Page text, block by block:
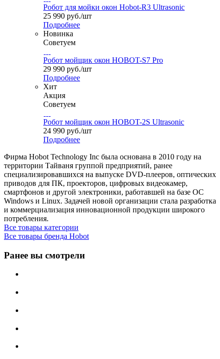
Робот для мойки окон Hobot-R3 Ultrasonic
25 990 руб./шт
Подробнее
Новинка
Советуем
Робот мойщик окон HOBOT-S7 Pro
29 990 руб./шт
Подробнее
Хит
Акция
Советуем
Робот мойщик окон HOBOT-2S Ultrasonic
24 990 руб./шт
Подробнее
Фирма Hobot Technology Inc была основана в 2010 году на
территории Тайваня группой предприятий, ранее
специализировавшихся на выпуске DVD-плееров, оптических
приводов для ПК, проекторов, цифровых видеокамер,
смартфонов и другой электроники, работавшей на базе ОС
Windows и Linux. Задачей новой организации стала разработка
и коммерциализация инновационной продукции широкого
потребления.
Все товары категории
Все товары бренда Hobot
Ранее вы смотрели